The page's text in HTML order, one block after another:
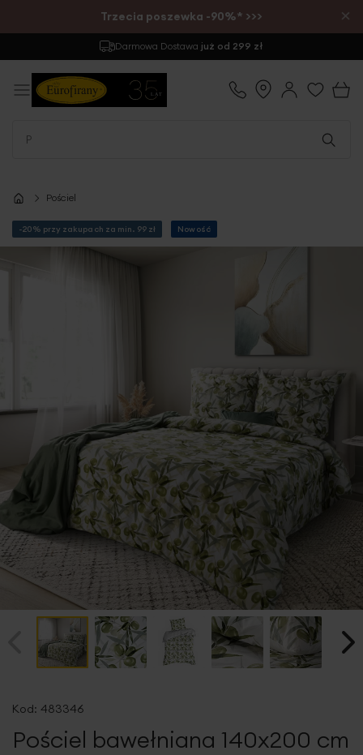
Trzecia poszewka -90%* >>> ×
Darmowa Dostawa już od 299 zł
Pościel
początek
galerii
-20% przy zakupach za min. 99 zł Nowość
Kod: 483346
Pościel bawełniana 140x200 cm